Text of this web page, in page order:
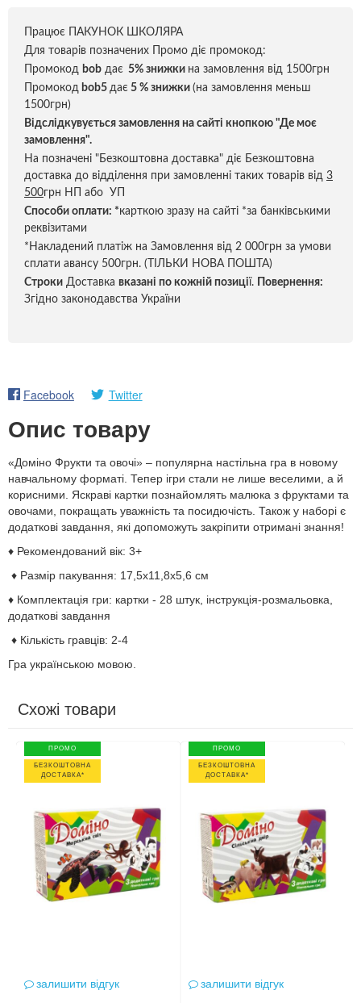
Працює ПАКУНОК ШКОЛЯРА
Для товарів позначених Промо діє промокод:
Промокод bob дає 5% знижки на замовлення від 1500грн
Промокод bob5 дає 5 % знижки (на замовлення меньш
1500грн)
Відслідкувується замовлення на сайті кнопкою "Де моє
замовлення".
На позначені "Безкоштовна доставка" діє Безкоштовна
доставка до відділення при замовленні таких товарів від 3
500грн НП або УП
Способи оплати: *карткою зразу на сайті *за банківськими
реквізитами
*Накладений платіж на Замовлення від 2 000грн за умови
сплати авансу 500грн. (ТІЛЬКИ НОВА ПОШТА)
Строки Доставка вказані по кожній позиції.
Повернення:
Згідно законодавства України
Facebook Twitter
Опис товару
«Доміно Фрукти та овочі» – популярна настільна гра в новому
навчальному форматі. Тепер ігри стали не лише веселими, а й
корисними. Яскраві картки познайомлять малюка з фруктами та
овочами, покращать уважність та посидючість. Також у наборі є
додаткові завдання, які допоможуть закріпити отримані знання!
♦ Рекомендований вік: 3+
♦ Размір пакування: 17,5х11,8х5,6 см
♦ Комплектація гри: картки - 28 штук, інструкція-розмальовка,
додаткові завдання
♦ Кількість гравців: 2-4
Гра українською мовою.
Схожі товари
ПРОМО
БЕЗКОШТОВНА
ДОСТАВКА*
залишити відгук
ПРОМО
БЕЗКОШТОВНА
ДОСТАВКА*
залишити відгук